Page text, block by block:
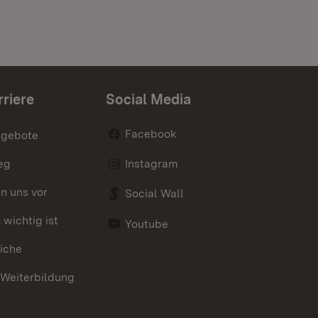
uns vor
wichtig ist
Social Media
Facebook
Instagram
Social Wall
Youtube